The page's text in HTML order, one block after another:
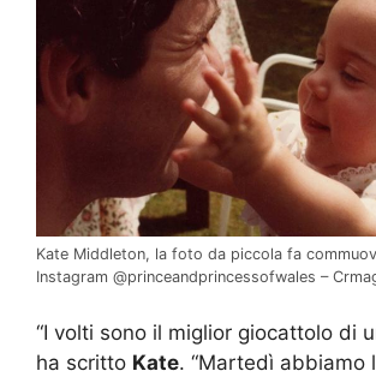
Kate Middleton, la foto da piccola fa
Instagram @princeandprincessofwales –
“I volti sono il miglior giocattolo di
ha scritto Kate. “Martedì abbiamo